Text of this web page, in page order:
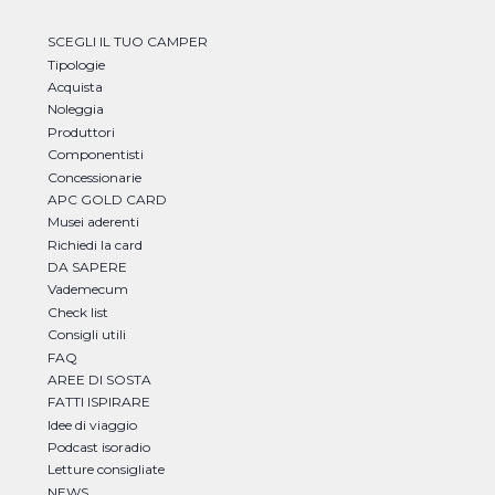
SCEGLI IL TUO CAMPER
Tipologie
Acquista
Noleggia
Produttori
Componentisti
Concessionarie
APC GOLD CARD
Musei aderenti
Richiedi la card
DA SAPERE
Vademecum
Check list
Consigli utili
FAQ
AREE DI SOSTA
FATTI ISPIRARE
Idee di viaggio
Podcast isoradio
Letture consigliate